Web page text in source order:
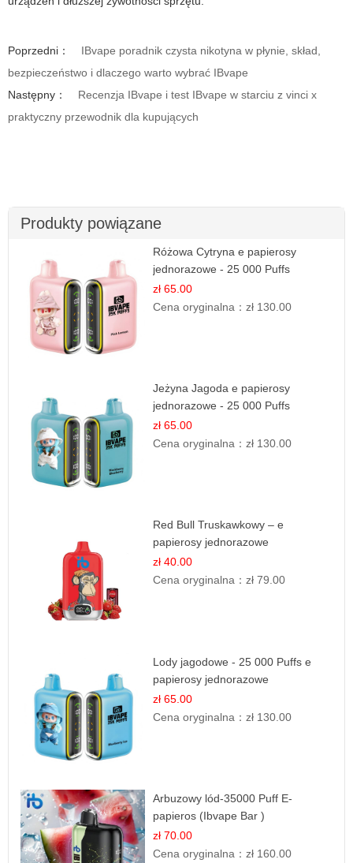
Poprzedni：
IBvape poradnik czysta nikotyna w płynie, skład,
bezpieczeństwo i dlaczego warto wybrać IBvape
Następny：
Recenzja IBvape i test IBvape w starciu z vinci x
praktyczny przewodnik dla kupujących
Produkty powiązane
Różowa Cytryna e papierosy
jednorazowe - 25 000 Puffs
zł 65.00
Cena oryginalna：zł 130.00
Jeżyna Jagoda e papierosy
jednorazowe - 25 000 Puffs
zł 65.00
Cena oryginalna：zł 130.00
Red Bull Truskawkowy – e
papierosy jednorazowe
zł 40.00
Cena oryginalna：zł 79.00
Lody jagodowe - 25 000 Puffs e
papierosy jednorazowe
zł 65.00
Cena oryginalna：zł 130.00
Arbuzowy lód-35000 Puff E-
papieros (Ibvape Bar )
zł 70.00
Cena oryginalna：zł 160.00